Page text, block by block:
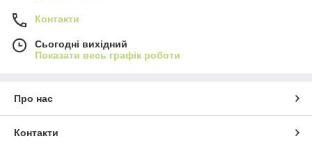
Контакти
Сьогодні вихідний
Показати весь графік роботи
Про нас
Контакти